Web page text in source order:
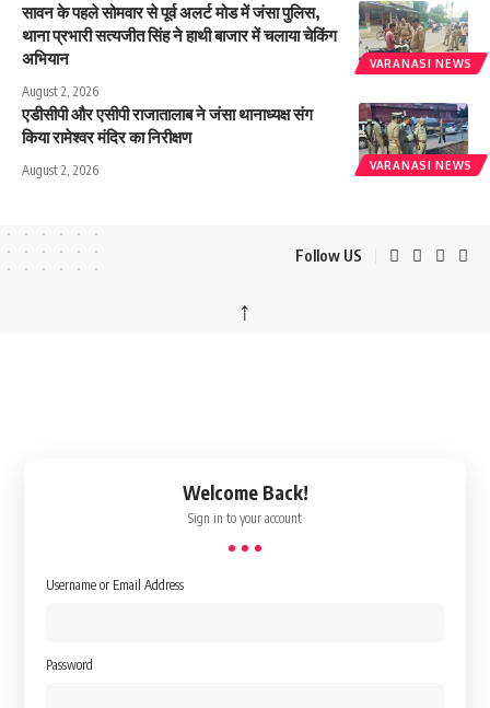
VARANASI NEWS
सावन के पहले सोमवार से पूर्व अलर्ट मोड में जंसा पुलिस,
थाना प्रभारी सत्यजीत सिंह ने हाथी बाजार में चलाया चेकिंग
अभियान
August 2, 2026
VARANASI NEWS
एडीसीपी और एसीपी राजातालाब ने जंसा थानाध्यक्ष संग
किया रामेश्वर मंदिर का निरीक्षण
August 2, 2026
Follow US
↑
Welcome Back!
Sign in to your account
Username or Email Address
Password